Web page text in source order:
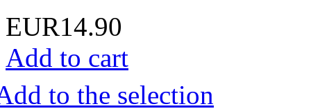
EUR14.90
Add to cart
to the selection